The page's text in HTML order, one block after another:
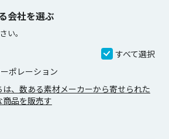
会社を選ぶ
い。
すべて選択
ポレーション
は、数ある素材メーカーから寄せられた
商品を販売す